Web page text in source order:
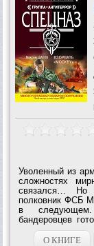
Уволенный из
сложностях
связался… Но
полковник ФСБ
в следующем.
бандеровцев
«Москва», и
уничтожить
О КНИГЕ